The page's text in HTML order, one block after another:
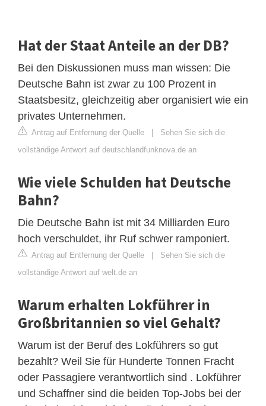
Hat der Staat Anteile an der DB?
Bei den Diskussionen muss man wissen: Die
Deutsche Bahn ist zwar zu 100 Prozent in
Staatsbesitz, gleichzeitig aber organisiert wie ein
privates Unternehmen.
Antrag auf Entfernung der Quelle | Sehen Sie sich die
vollständige Antwort auf deutschlandfunknova.de an
Wie viele Schulden hat Deutsche
Bahn?
Die Deutsche Bahn ist mit 34 Milliarden Euro
hoch verschuldet, ihr Ruf schwer ramponiert.
Antrag auf Entfernung der Quelle | Sehen Sie sich die
vollständige Antwort auf welt.de an
Warum erhalten Lokführer in
Großbritannien so viel Gehalt?
Warum ist der Beruf des Lokführers so gut
bezahlt? Weil Sie für Hunderte Tonnen Fracht
oder Passagiere verantwortlich sind . Lokführer
und Schaffner sind die beiden Top-Jobs bei der